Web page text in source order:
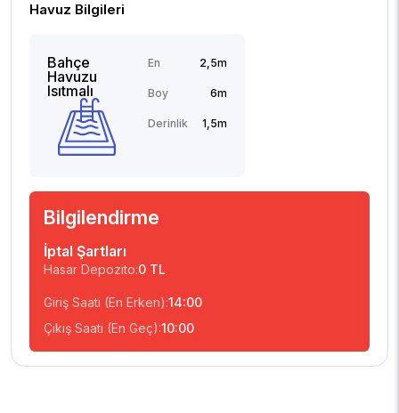
Havuz Bilgileri
Bahçe
Havuzu
Isıtmalı
En 2,5m
Boy 6m
Derinlik 1,5m
Bilgilendirme
İptal Şartları
Hasar Depozito:0 TL
Giriş Saati (En Erken):14:00
Çıkış Saati (En Geç):10:00